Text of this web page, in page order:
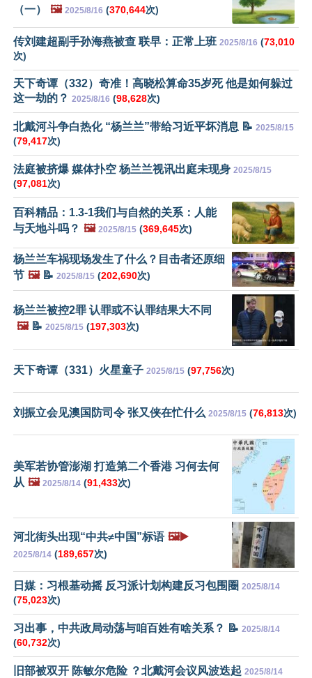
（一）
🖼️ 2025/8/16 (370,644次)
传刘建超副手孙海燕被查 联早：正常上班 2025/8/16 (73,010
次)
天下奇谭（332）奇准！高晓松算命35岁死 他是如何躲过
这一劫的？ 2025/8/16 (98,628次)
北戴河斗争白热化 “杨兰兰”带给习近平坏消息 📝 2025/8/15
(79,417次)
法庭被挤爆 媒体扑空 杨兰兰视讯出庭未现身 2025/8/15
(97,081次)
百科精品：1.3-1我们与自然的关系：人能
与天地斗吗？ 🖼️ 2025/8/15 (369,645次)
杨兰兰车祸现场发生了什么？目击者还原细
节 🖼️📝 2025/8/15 (202,690次)
杨兰兰被控2罪 认罪或不认罪结果大不同
🖼️📝 2025/8/15 (197,303次)
天下奇谭（331）火星童子 2025/8/15 (97,756次)
刘振立会见澳国防司令 张又侠在忙什么 2025/8/15 (76,813次)
美军若协管澎湖 打造第二个香港 习何去何
从 🖼️ 2025/8/14 (91,433次)
河北街头出现“中共≠中国”标语 🖼️▶️
2025/8/14 (189,657次)
日媒：习根基动摇 反习派计划构建反习包围圈 2025/8/14
(75,023次)
习出事，中共政局动荡与咱百姓有啥关系？ 📝 2025/8/14
(60,732次)
旧部被双开 陈敏尔危险 ？北戴河会议风波迭起 2025/8/14